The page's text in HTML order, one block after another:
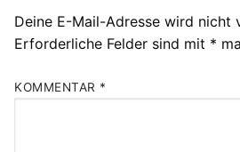
Deine E-Mail-Adresse wird nicht
Erforderliche Felder sind mit *
KOMMENTAR *